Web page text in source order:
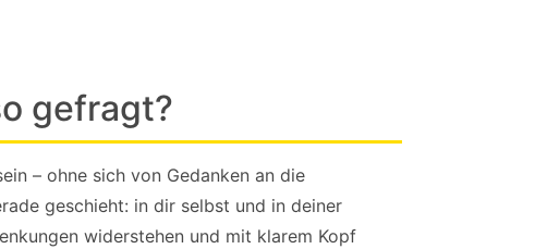
gefragt?
– ohne sich von Gedanken an die
geschieht: in dir selbst und in deiner
widerstehen und mit klarem Kopf